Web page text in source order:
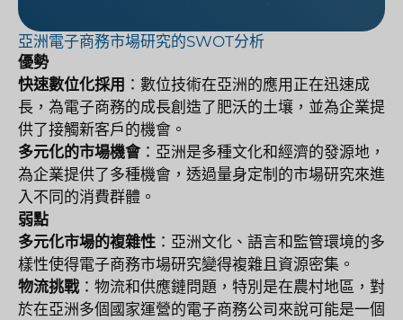
亞洲電子商務市場研究的SWOT分析
優勢
快速數位化採用 ：數位技術在亞洲的應用正在迅速成
長，為電子商務的成長創造了肥沃的土壤，並為企業提
供了接觸新客戶的機會。
多元化的市場機會：亞洲是多種文化和經濟的發源地，
為企業提供了多種機會，透過量身定制的市場研究來進
入不同的消費群體。
弱點
多元化市場的複雜性 ：亞洲文化、語言和監管環境的多
樣性使得電子商務市場研究變得複雜且資源密集。
物流挑戰：物流和供應鏈問題，特別是在農村地區，對
於在亞洲多個國家運營的電子商務公司來說可能是一個